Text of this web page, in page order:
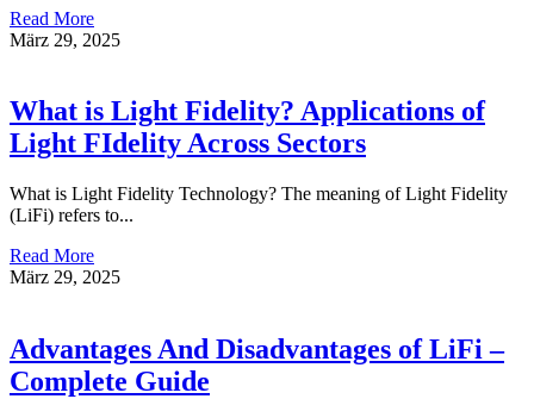
Read More
März 29, 2025
What is Light Fidelity? Applications of
Light FIdelity Across Sectors
What is Light Fidelity Technology? The meaning of Light Fidelity
(LiFi) refers to...
Read More
März 29, 2025
Advantages And Disadvantages of LiFi –
Complete Guide